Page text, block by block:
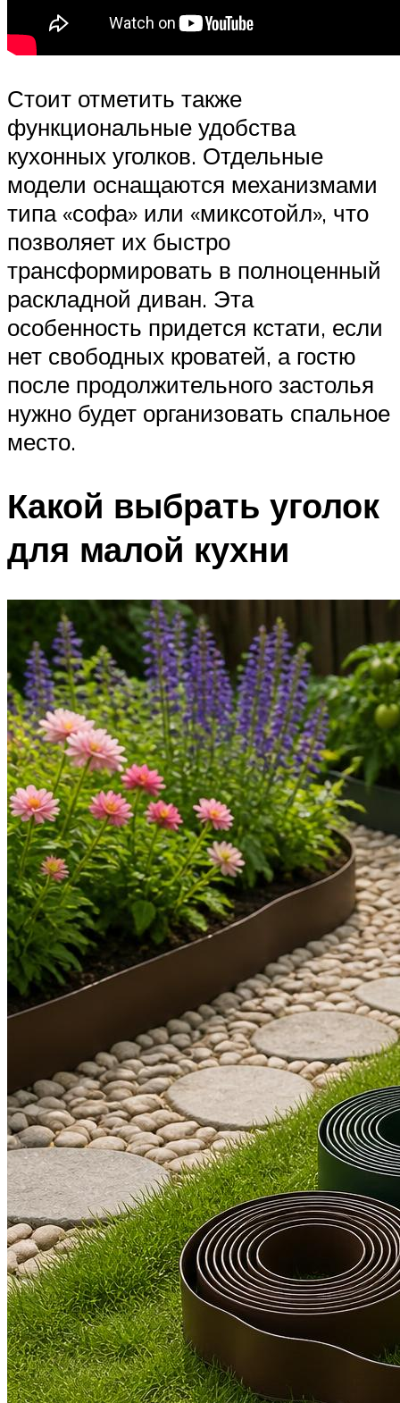
Стоит отметить также
функциональные удобства
кухонных уголков. Отдельные
модели оснащаются механизмами
типа «софа» или «миксотойл», что
позволяет их быстро
трансформировать в полноценный
раскладной диван. Эта
особенность придется кстати, если
нет свободных кроватей, а гостю
после продолжительного застолья
нужно будет организовать спальное
место.
Какой выбрать уголок
для малой кухни